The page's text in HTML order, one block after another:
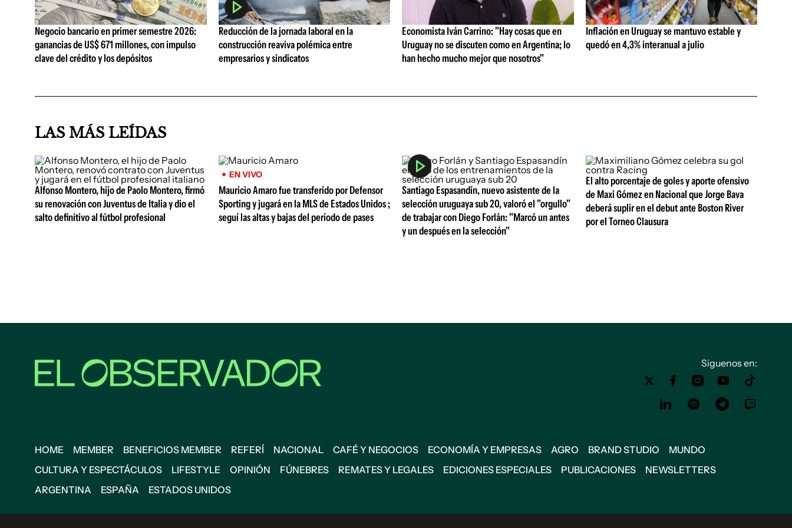
Negocio bancario en primer semestre 2026:
ganancias de US$ 671 millones, con impulso
clave del crédito y los depósitos
Reducción de la jornada laboral en la
construcción reaviva polémica entre
empresarios y sindicatos
Economista Iván Carrino: "Hay cosas que en
Uruguay no se discuten como en Argentina; lo
han hecho mucho mejor que nosotros"
Inflación en Uruguay se mantuvo estable y
quedó en 4,3% interanual a julio
LAS MÁS LEÍDAS
Alfonso Montero, hijo de Paolo Montero, firmó
su renovación con Juventus de Italia y dio el
salto definitivo al fútbol profesional
EN VIVO
Mauricio Amaro fue transferido por Defensor
Sporting y jugará en la MLS de Estados Unidos ;
seguí las altas y bajas del período de pases
Santiago Espasandín, nuevo asistente de la
selección uruguaya sub 20, valoró el "orgullo"
de trabajar con Diego Forlán: "Marcó un antes
y un después en la selección"
El alto porcentaje de goles y aporte ofensivo
de Maxi Gómez en Nacional que Jorge Bava
deberá suplir en el debut ante Boston River
por el Torneo Clausura
Siguenos en:
HOME MEMBER BENEFICIOS MEMBER REFERÍ NACIONAL CAFÉ Y NEGOCIOS ECONOMÍA Y EMPRESAS AGRO BRAND STUDIO
MUNDO
CULTURA Y ESPECTÁCULOS
LIFESTYLE OPINIÓN FÚNEBRES REMATES Y LEGALES EDICIONES ESPECIALES PUBLICACIONES
NEWSLETTERS
ARGENTINA
ESPAÑA ESTADOS UNIDOS